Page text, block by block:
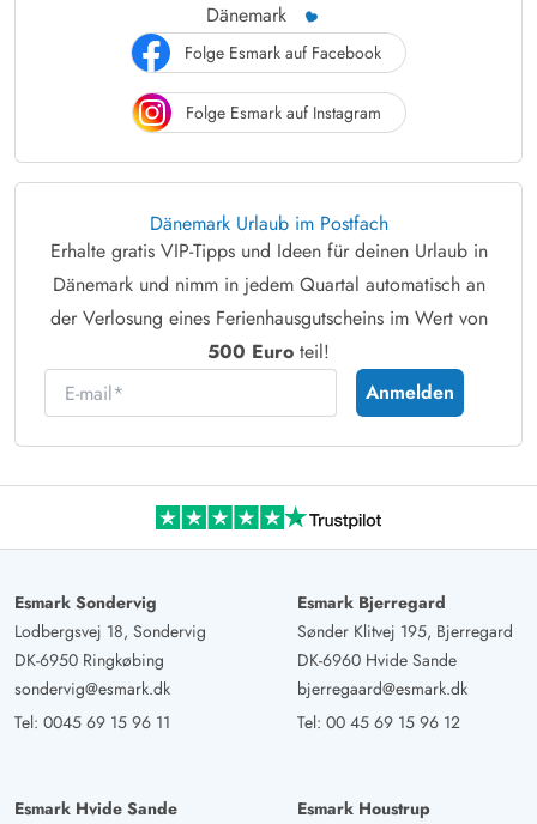
Dänemark
Folge Esmark auf Facebook
Folge Esmark auf Instagram
Dänemark Urlaub im Postfach
Erhalte gratis VIP-Tipps und Ideen für deinen Urlaub in
Dänemark und nimm in jedem Quartal automatisch an
der Verlosung eines Ferienhausgutscheins im Wert von
500 Euro teil!
E-mail
Anmelden
Esmark Sondervig
Lodbergsvej 18, Sondervig
DK-6950 Ringkøbing
sondervig@esmark.dk
Tel: 0045 69 15 96 11
Esmark Bjerregard
Sønder Klitvej 195, Bjerregard
DK-6960 Hvide Sande
bjerregaard@esmark.dk
Tel: 00 45 69 15 96 12
Esmark Hvide Sande
Esmark Houstrup